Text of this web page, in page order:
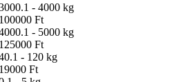
- 4000 kg
Ft
- 5000 kg
Ft
- 120 kg
Ft